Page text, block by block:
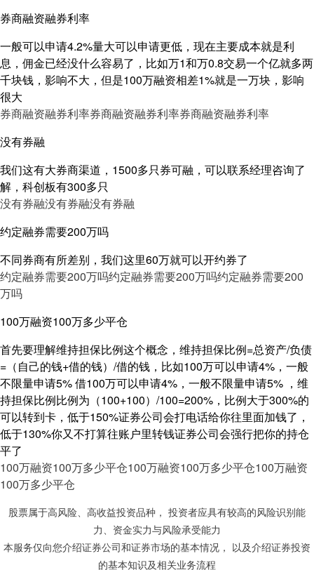
券商融资融券利率
一般可以申请4.2%量大可以申请更低，现在主要成本就是利
息，佣金已经没什么容易了，比如万1和万0.8交易一个亿就多两
千块钱，影响不大，但是100万融资相差1%就是一万块，影响
很大
券商融资融券利率券商融资融券利率券商融资融券利率
没有券融
我们这有大券商渠道，1500多只券可融，可以联系经理咨询了
解，科创板有300多只
没有券融没有券融没有券融
约定融券需要200万吗
不同券商有所差别，我们这里60万就可以开约券了
约定融券需要200万吗约定融券需要200万吗约定融券需要200
万吗
100万融资100万多少平仓
首先要理解维持担保比例这个概念，维持担保比例=总资产/负债
=（自己的钱+借的钱）/借的钱，比如100万可以申请4%，一般
不限量申请5% 借100万可以申请4%，一般不限量申请5% ，维
持担保比例比例为（100+100）/100=200%，比例大于300%的
可以转到卡，低于150%证券公司会打电话给你往里面加钱了，
低于130%你又不打算往账户里转钱证券公司会强行把你的持仓
平了
100万融资100万多少平仓100万融资100万多少平仓100万融资
100万多少平仓
股票属于高风险、高收益投资品种， 投资者应具有较高的风险识别能
力、资金实力与风险承受能力
本服务仅向您介绍证券公司和证券市场的基本情况， 以及介绍证券投资
的基本知识及相关业务流程